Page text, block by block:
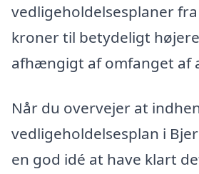
vedligeholdelsesplaner
kroner til betydeligt
afhængigt af omfanget af
Når du overvejer at
vedligeholdelsesplan i
en god idé at have klart